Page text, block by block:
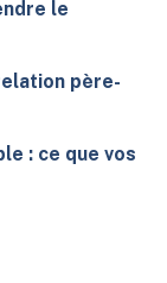
le
père-
: ce que vos